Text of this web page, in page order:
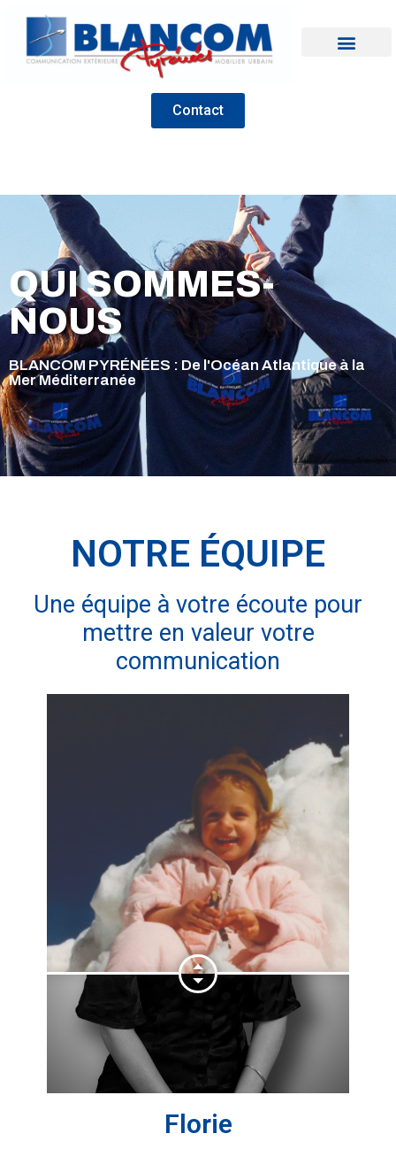
Contact
QUI SOMMES-
NOUS
BLANCOM PYRÉNÉES : De l'Océan Atlantique à la
Mer Méditerranée
NOTRE ÉQUIPE
Une équipe à votre écoute pour
mettre en valeur votre
communication
Florie